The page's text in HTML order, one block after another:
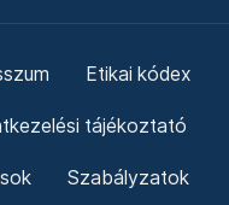
Etikai kódex
tájékoztató
Szabályzatok